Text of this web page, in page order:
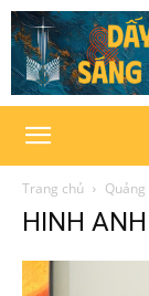
Trang chủ
HINH